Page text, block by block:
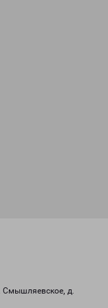
Смышляевское, д.